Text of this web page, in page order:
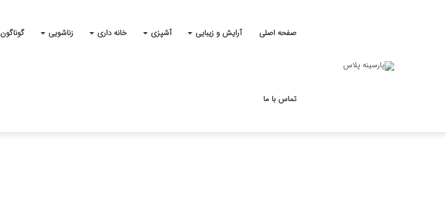
صفحه اصلی آرایش و زیبایی آشپزی خانه داری زناشویی گوناگون
تماس با ما